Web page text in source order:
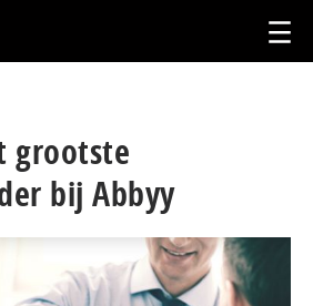
grootste
bij Abbyy